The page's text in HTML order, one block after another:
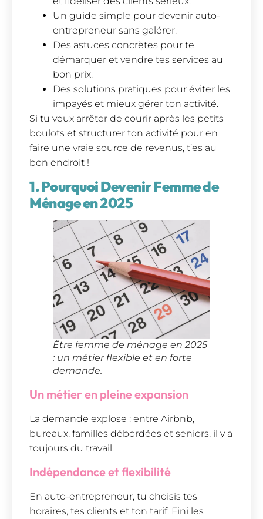
Un guide simple pour devenir auto-
entrepreneur sans galérer.
Des astuces concrètes pour te
démarquer et vendre tes services au
bon prix.
Des solutions pratiques pour éviter les
impayés et mieux gérer ton activité.
Si tu veux arrêter de courir après les petits
boulots et structurer ton activité pour en
faire une vraie source de revenus, t’es au
bon endroit !
1. Pourquoi Devenir Femme de
Ménage en 2025
Être femme de ménage en 2025
: un métier flexible et en forte
demande.
Un métier en pleine expansion
La demande explose : entre Airbnb,
bureaux, familles débordées et seniors, il y a
toujours du travail.
Indépendance et flexibilité
En auto-entrepreneur, tu choisis tes
horaires, tes clients et ton tarif. Fini les